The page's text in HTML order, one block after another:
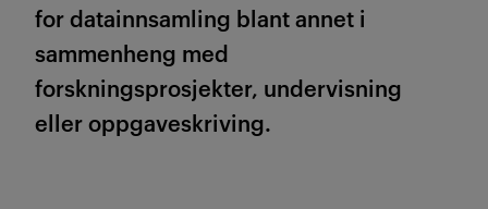
for datainnsamling blant annet i
sammenheng med
forskningsprosjekter, undervisning
eller oppgaveskriving.